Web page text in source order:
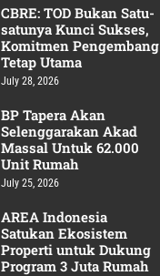
CBRE: TOD Bukan Satu-
satunya Kunci Sukses,
Komitmen Pengembang
Tetap Utama
July 28, 2026
BP Tapera Akan
Selenggarakan Akad
Massal Untuk 62.000
Unit Rumah
July 25, 2026
AREA Indonesia
Satukan Ekosistem
Properti untuk Dukung
Program 3 Juta Rumah